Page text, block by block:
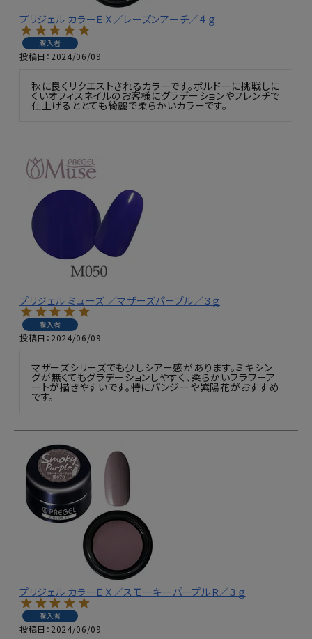
プリジェル カラーＥＸ／レーズンアーチ／４ｇ
購入者
投稿日 2024/06/09
秋に良くリクエストされるカラーです。ボルドーに挑戦しに
くいオフィスネイルのお客様にグラデーションやフレンチで
仕上げるととても綺麗で柔らかいカラーです。
プリジェル ミューズ ／マザーズパープル／３ｇ
購入者
投稿日 2024/06/09
マザーズシリーズでも少しシアー感があります。ミキシン
グが無くてもグラデーションしやすく、柔らかいフラワーア
ートが描きやすいです。特にパンジーや紫陽花がおすすめ
です。
プリジェル カラーＥＸ／スモーキーパープルＲ／３ｇ
購入者
投稿日 2024/06/09